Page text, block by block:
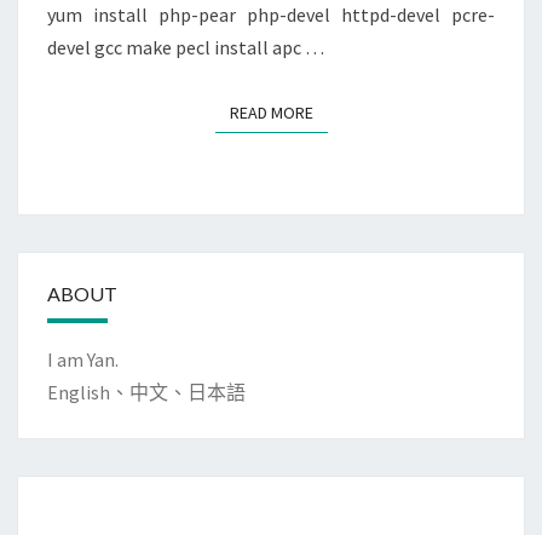
6/5
yum install php-pear php-devel httpd-devel pcre-
devel gcc make pecl install apc …
READ MOREREAD MORE
ABOUT
I am Yan.
English、中文、日本語